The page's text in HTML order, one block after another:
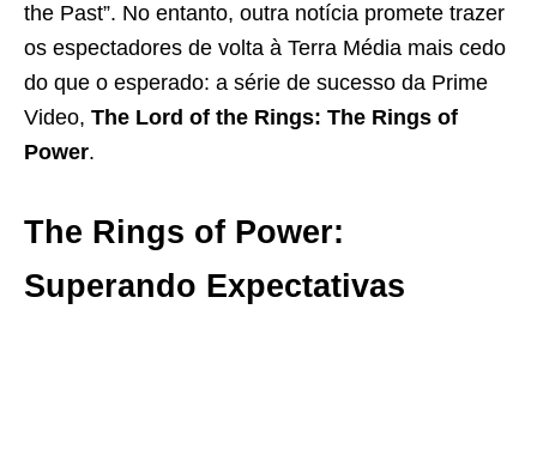
the Past”. No entanto, outra notícia promete trazer
os espectadores de volta à Terra Média mais cedo
do que o esperado: a série de sucesso da Prime
Video, The Lord of the Rings: The Rings of
Power.
The Rings of Power:
Superando Expectativas